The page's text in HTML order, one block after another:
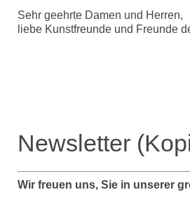
Sehr geehrte Damen und Herren,
liebe Kunstfreunde und Freunde
Newsletter
Wir freuen uns, Sie in unserer